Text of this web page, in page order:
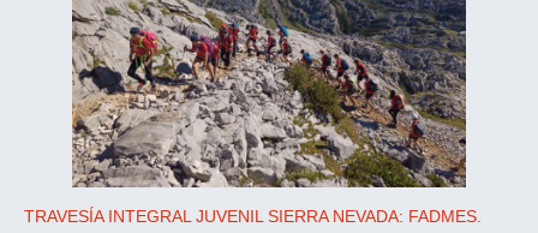
TRAVESÍA INTEGRAL JUVENIL SIERRA NEVADA: FADMES.